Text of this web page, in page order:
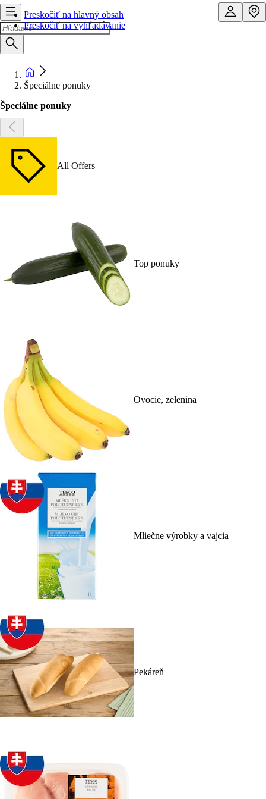
Preskočiť na hlavný obsah
Preskočiť na vyhľadávanie
Špeciálne ponuky
Špeciálne ponuky
All Offers
Top ponuky
Ovocie, zelenina
Mliečne výrobky a vajcia
Pekáreň